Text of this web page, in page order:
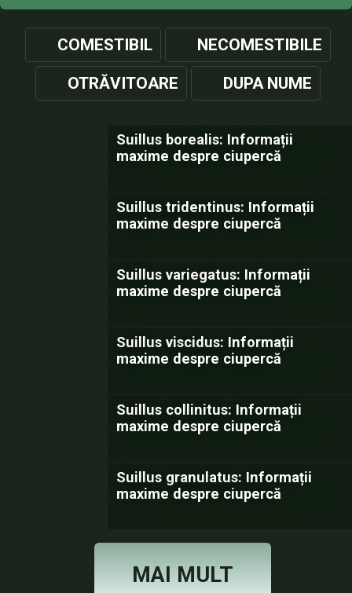
COMESTIBIL NECOMESTIBILE
OTRĂVITOARE DUPA NUME
Suillus borealis: Informații
maxime despre ciupercă
Suillus tridentinus: Informații
maxime despre ciupercă
Suillus variegatus: Informații
maxime despre ciupercă
Suillus viscidus: Informații
maxime despre ciupercă
Suillus collinitus: Informații
maxime despre ciupercă
Suillus granulatus: Informații
maxime despre ciupercă
MAI MULT